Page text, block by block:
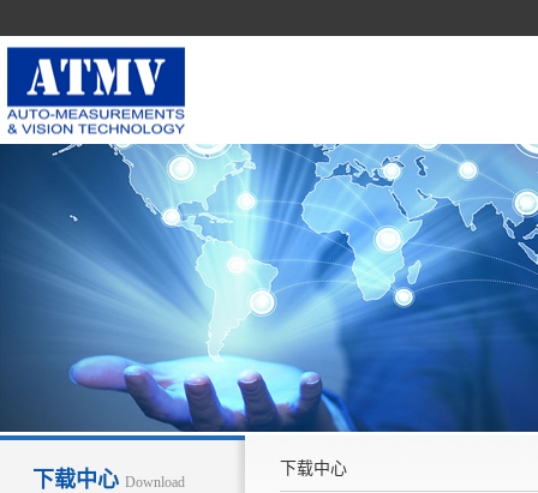
下载中心 Download
下载中心